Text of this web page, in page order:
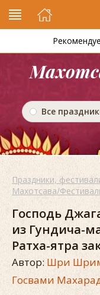
Все
Праздники,
Махотсава/
Господь
из Гундича-
Ратха-ятра
Автор: Шри
Госвами